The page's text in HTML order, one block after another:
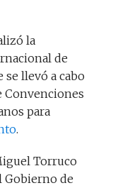
la
de
se llevó a cabo
Convenciones
para
.
Torruco
Gobierno de